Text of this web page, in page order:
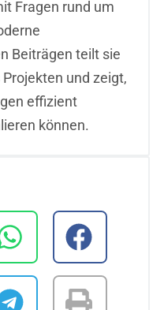
Fragen rund um
Beiträgen teilt sie
und zeigt,
effizient
können.